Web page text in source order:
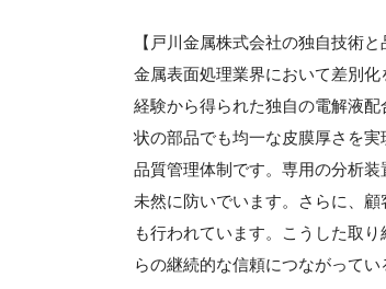
【戸川金属株式会社の独自技術と
金属表面処理業界において差別
経験から得られた独自の電解液
状の部品でも均一な皮膜厚さを
品質管理体制です。専用の分析
未然に防いでいます。さらに、
も行われています。こうした取
らの継続的な信頼につながってい